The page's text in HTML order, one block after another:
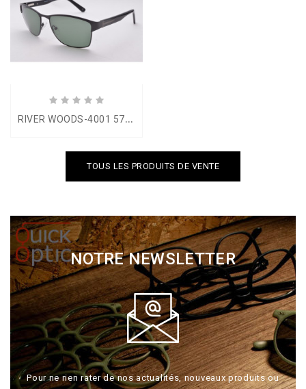
R
IVER WOODS-4001 57-16
TOUS LES PRODUITS DE VENTE
NOTRE NEWSLETTER
Pour ne rien rater de nos actualités, nouveaux produits ou